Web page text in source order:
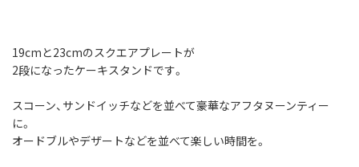
19cmと23cmのスクエアプレートが
2段になったケーキスタンドです。
スコーン、サンドイッチなどを並べて豪華なアフタヌーンティー
に。
オードブルやデザートなどを並べて楽しい時間を。